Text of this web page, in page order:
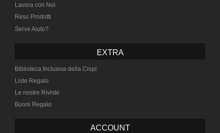
Lavora con Noi
Reso Prodotti
Serve Aiuto?
EXTRA
Biblioteca Inclusiva della Ciopi
Liste Regalo
Le nostre Riviste
Buoni Regalo
ACCOUNT